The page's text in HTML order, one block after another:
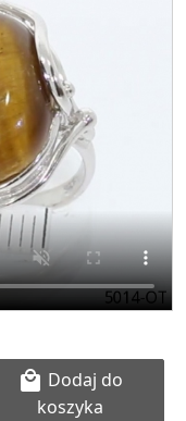

koszyka